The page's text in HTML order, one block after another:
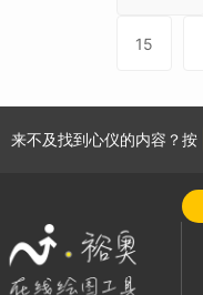
15
来不及找到心仪的内容？按